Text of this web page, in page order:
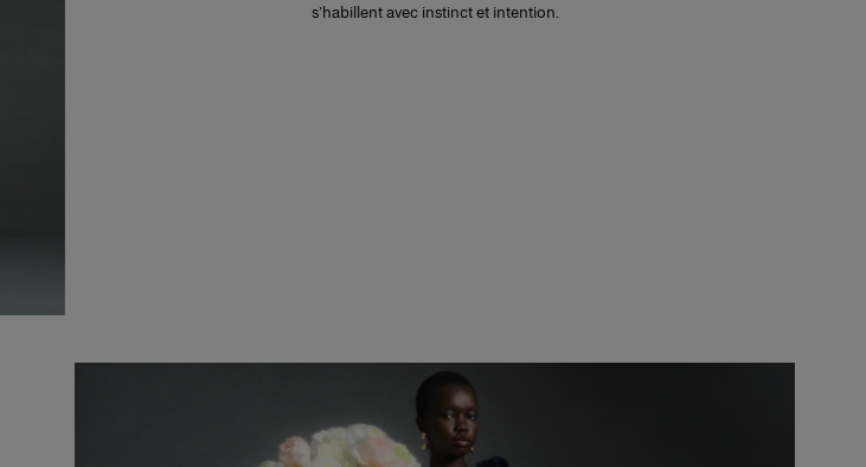
s’habillent avec instinct et intention.